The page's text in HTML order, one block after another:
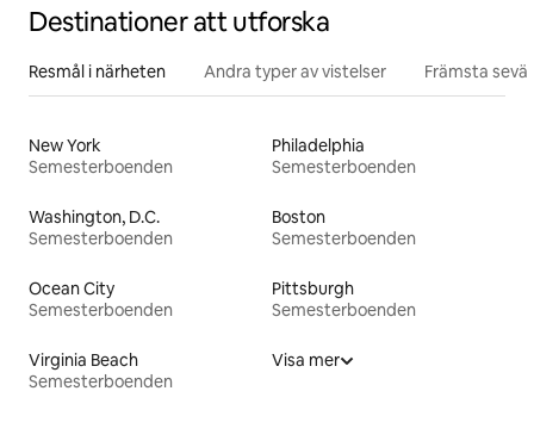
Destinationer att utforska
Resmål i närheten Andra typer av vistelser Främsta
New York
Semesterboenden
Philadelphia
Semesterboenden
Washington, D.C.
Semesterboenden
Boston
Semesterboenden
Ocean City
Semesterboenden
Pittsburgh
Semesterboenden
Virginia Beach
Semesterboenden
Visa mer